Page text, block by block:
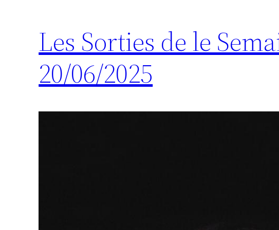
Les Sorties de le
20/06/2025